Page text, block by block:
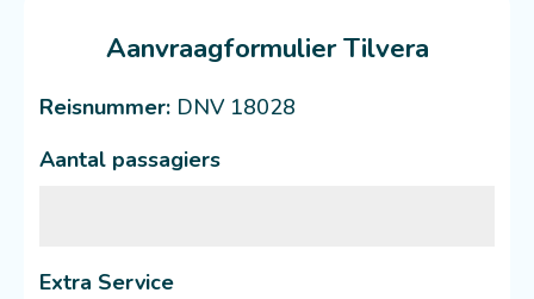
Aanvraagformulier Tilvera
Reisnummer: DNV 18028
Aantal passagiers
Extra Service